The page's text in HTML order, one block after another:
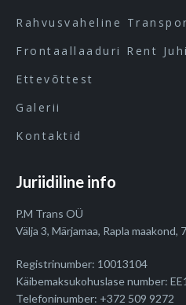
Rahvusvaheline
Frontaallaaduri Rent
Ettevõttest
Galerii
Kontaktid
Juriidiline info
P.M Trans OÜ
Välja 3, Märjamaa, Rapla maakond,
Registrinumber: 10013104
Käibemaksukohuslase number:
Telefoninumber: +372 509 9272